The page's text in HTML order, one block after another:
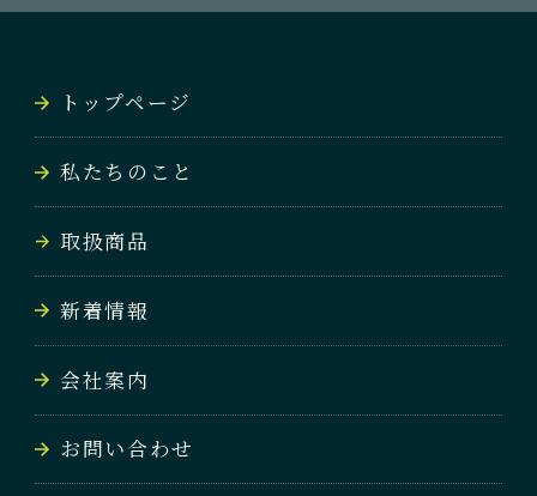
トップページ
私たちのこと
取扱商品
新着情報
会社案内
お問い合わせ